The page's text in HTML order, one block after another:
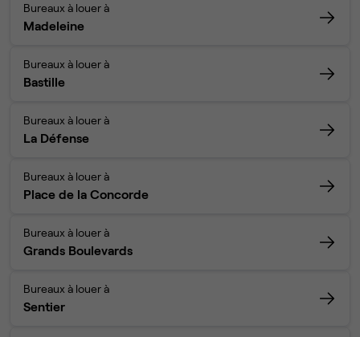
Bureaux à louer à
Madeleine
Bureaux à louer à
Bastille
Bureaux à louer à
La Défense
Bureaux à louer à
Place de la Concorde
Bureaux à louer à
Grands Boulevards
Bureaux à louer à
Sentier